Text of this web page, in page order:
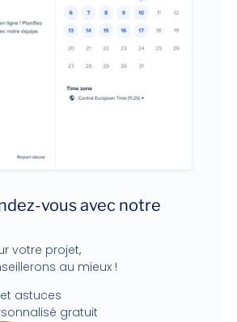
vous avec notre
votre projet,
au mieux !
astuces
gratuit